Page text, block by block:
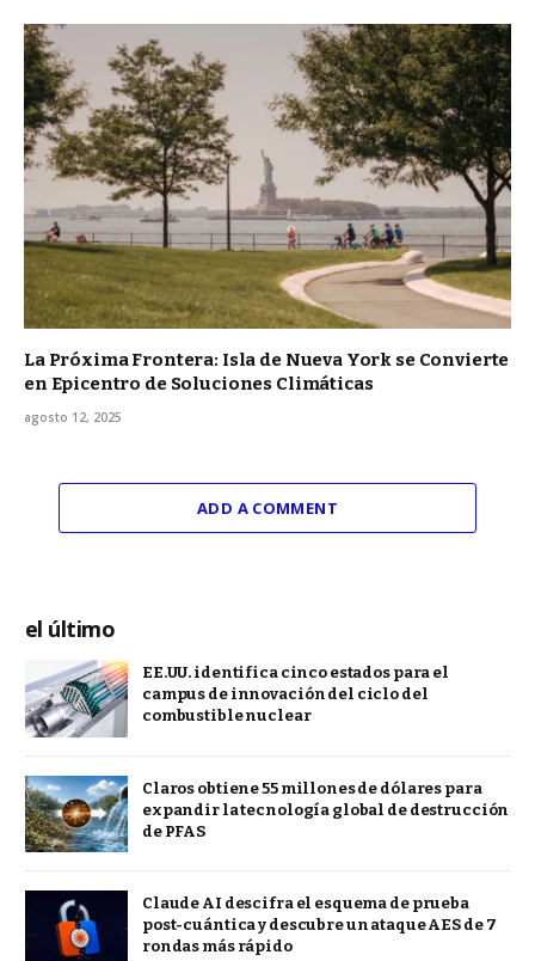
La Próxima Frontera: Isla de Nueva York se Convierte
en Epicentro de Soluciones Climáticas
agosto 12, 2025
ADD A COMMENT
el último
EE.UU. identifica cinco estados para el
campus de innovación del ciclo del
combustible nuclear
Claros obtiene 55 millones de dólares para
expandir la tecnología global de destrucción
de PFAS
Claude AI descifra el esquema de prueba
post-cuántica y descubre un ataque AES de 7
rondas más rápido